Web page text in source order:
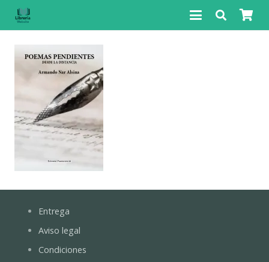
Entrega
Aviso legal
Condiciones